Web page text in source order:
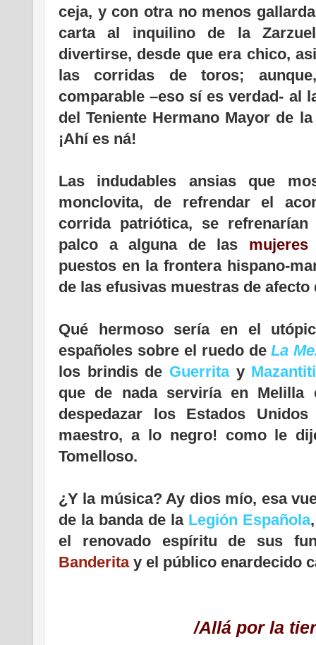
ceja, y con otra no menos
carta al inquilino de la
divertirse, desde que era chico,
las corridas de toros;
comparable –eso sí es verdad- al
del Teniente Hermano Mayor de
¡Ahí es ná!
Las indudables ansias que
monclovita, de refrendar el
corrida patriótica, se
palco a alguna de las
puestos en la frontera hispano-
de las efusivas muestras de
Qué hermoso sería en el
españoles sobre el ruedo deLa
los brindis de Guerrita y
que de nada serviría en Melilla
despedazar los Estados
maestro, a lo negro! como le
Tomelloso.
¿Y la música? Ay dios mío, esa
de la banda de la Legión Española
el renovado espíritu de sus
Banderitay el público enardecido
/Allá por la